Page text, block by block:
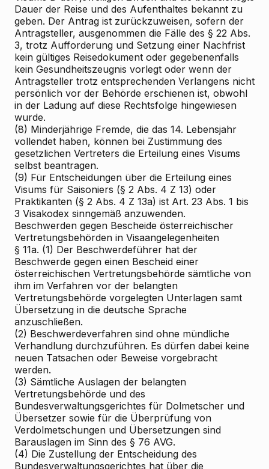
Dauer der Reise und des Aufenthaltes bekannt zu
geben. Der Antrag ist zurückzuweisen, sofern der
Antragsteller, ausgenommen die Fälle des § 22 Abs.
3, trotz Aufforderung und Setzung einer Nachfrist
kein gültiges Reisedokument oder gegebenenfalls
kein Gesundheitszeugnis vorlegt oder wenn der
Antragsteller trotz entsprechenden Verlangens nicht
persönlich vor der Behörde erschienen ist, obwohl
in der Ladung auf diese Rechtsfolge hingewiesen
wurde.
(8) Minderjährige Fremde, die das 14. Lebensjahr
vollendet haben, können bei Zustimmung des
gesetzlichen Vertreters die Erteilung eines Visums
selbst beantragen.
(9) Für Entscheidungen über die Erteilung eines
Visums für Saisoniers (§ 2 Abs. 4 Z 13) oder
Praktikanten (§ 2 Abs. 4 Z 13a) ist Art. 23 Abs. 1 bis
3 Visakodex sinngemäß anzuwenden.
Beschwerden gegen Bescheide österreichischer
Vertretungsbehörden in Visaangelegenheiten
§ 11a. (1) Der Beschwerdeführer hat der
Beschwerde gegen einen Bescheid einer
österreichischen Vertretungsbehörde sämtliche von
ihm im Verfahren vor der belangten
Vertretungsbehörde vorgelegten Unterlagen samt
Übersetzung in die deutsche Sprache
anzuschließen.
(2) Beschwerdeverfahren sind ohne mündliche
Verhandlung durchzuführen. Es dürfen dabei keine
neuen Tatsachen oder Beweise vorgebracht
werden.
(3) Sämtliche Auslagen der belangten
Vertretungsbehörde und des
Bundesverwaltungsgerichtes für Dolmetscher und
Übersetzer sowie für die Überprüfung von
Verdolmetschungen und Übersetzungen sind
Barauslagen im Sinn des § 76 AVG.
(4) Die Zustellung der Entscheidung des
Bundesverwaltungsgerichtes hat über die